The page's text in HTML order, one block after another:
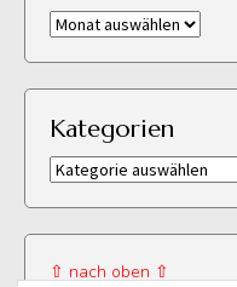
Archiv
Kategorien
Kategorien
⇧ nach oben ⇧